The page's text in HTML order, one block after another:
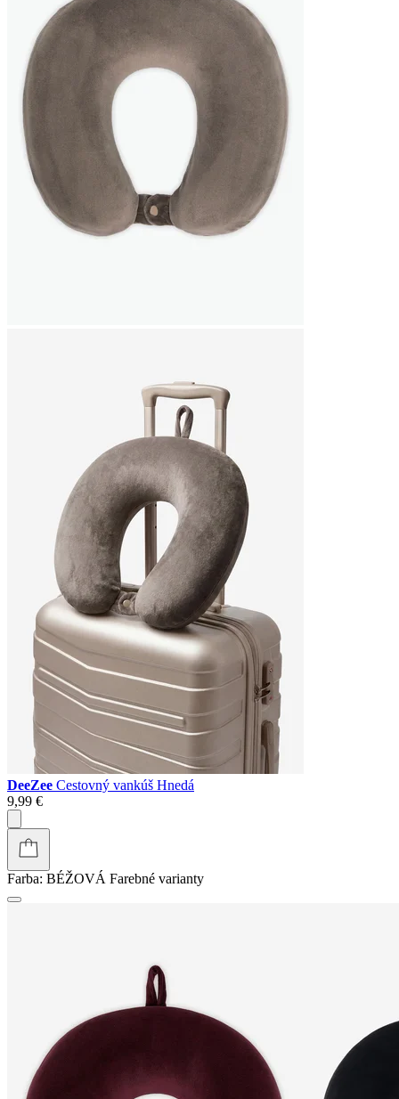
DeeZee Cestovný vankúš Hnedá
9,99 €
Farba: BÉŽOVÁ Farebné varianty